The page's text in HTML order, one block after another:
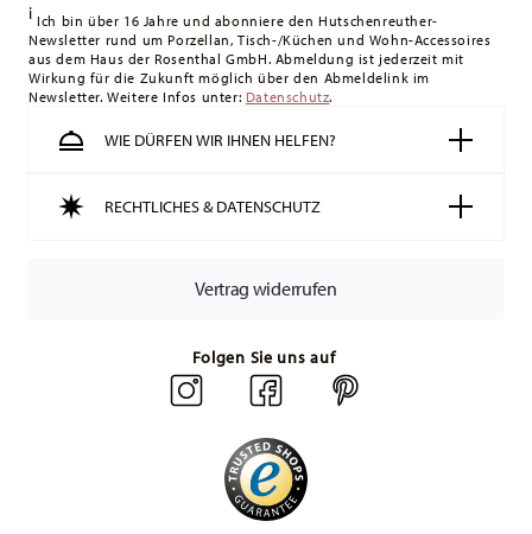
i Ich bin über 16 Jahre und abonniere den Hutschenreuther-
Newsletter rund um Porzellan, Tisch-/Küchen und Wohn-Accessoires
aus dem Haus der Rosenthal GmbH. Abmeldung ist jederzeit mit
Wirkung für die Zukunft möglich über den Abmeldelink im
Newsletter. Weitere Infos unter: Datenschutz.
WIE DÜRFEN WIR IHNEN HELFEN?
RECHTLICHES & DATENSCHUTZ
Vertrag widerrufen
Folgen Sie uns auf